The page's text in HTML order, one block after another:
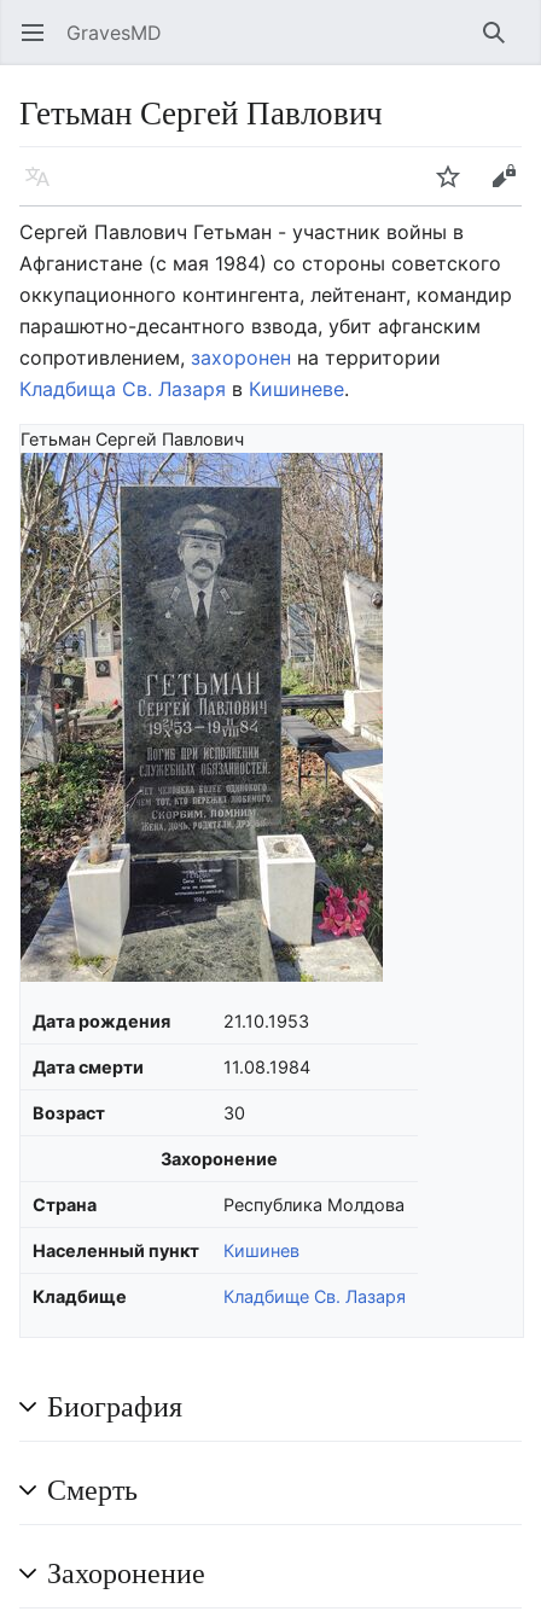
Открыть главное меню GravesMD Найти
Гетьман Сергей Павлович
Язык Следить
Сергей Павлович Гетьман - участник войны в
Афганистане (с мая 1984) со стороны советского
оккупационного контингента, лейтенант, командир
парашютно-десантного взвода, убит афганским
сопротивлением, захоронен на территории
Кладбища Св. Лазаря в Кишиневе.
Гетьман Сергей Павлович
Дата рождения 21.10.1953
Дата смерти 11.08.1984
Возраст 30
Захоронение
Страна Республика Молдова
Населенный пункт Кишинев
Кладбище Кладбище Св. Лазаря
Биография
Смерть
Захоронение